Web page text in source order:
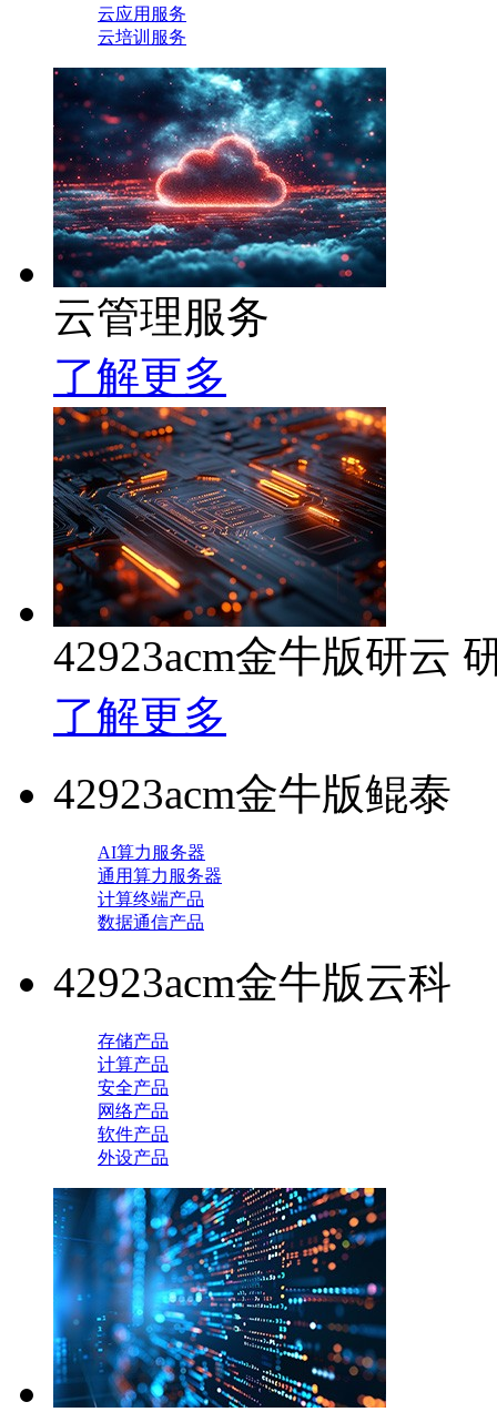
云应用服务
云培训服务
云管理服务
了解更多
42923acm金牛版研云
了解更多
42923acm金牛版鲲泰
AI算力服务器
通用算力服务器
计算终端产品
数据通信产品
42923acm金牛版云科
存储产品
计算产品
安全产品
网络产品
软件产品
外设产品